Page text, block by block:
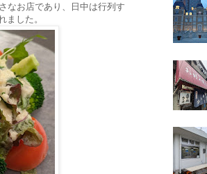
なお店であり、日中は行列す
ました。